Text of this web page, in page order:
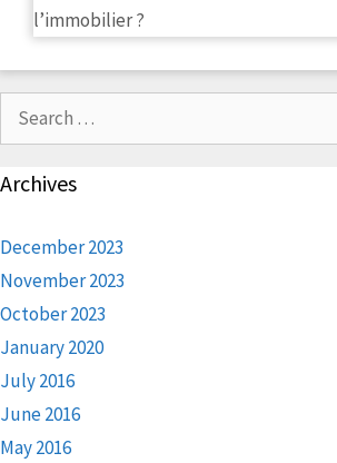
l’immobilier ?
for:
Archives
December 2023
November 2023
October 2023
January 2020
July 2016
June 2016
May 2016